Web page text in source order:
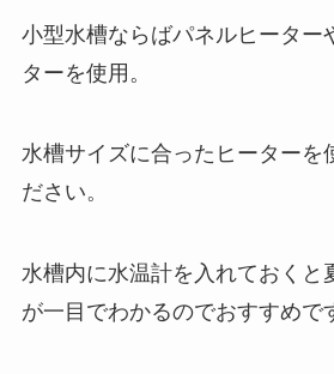
小型水槽ならばパネルヒーター
ターを使用。
水槽サイズに合ったヒーターを
ださい。
水槽内に水温計を入れておくと
が一目でわかるのでおすすめで